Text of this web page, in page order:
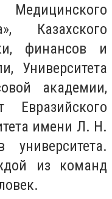
Казахского
финансов и
Университета
академии,
имени Л. Н.
из команд